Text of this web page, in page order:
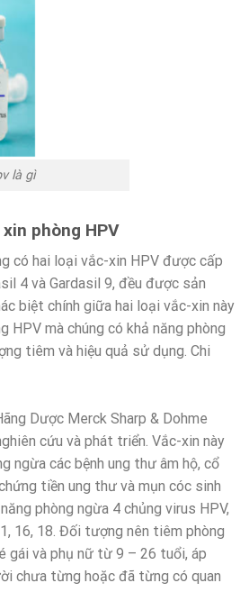
là gì
phòng HPV
có hai loại vắc-xin HPV được cấp
4 và Gardasil 9, đều được sản
biệt chính giữa hai loại vắc-xin này
HPV mà chúng có khả năng phòng
tiêm và hiệu quả sử dụng. Chi
Dược Merck Sharp & Dohme
cứu và phát triển. Vắc-xin này
ngừa các bệnh ung thư âm hộ, cổ
tiền ung thư và mụn cóc sinh
phòng ngừa 4 chủng virus HPV,
16, 18. Đối tượng nên tiêm phòng
gái và phụ nữ từ 9 – 26 tuổi, áp
chưa từng hoặc đã từng có quan